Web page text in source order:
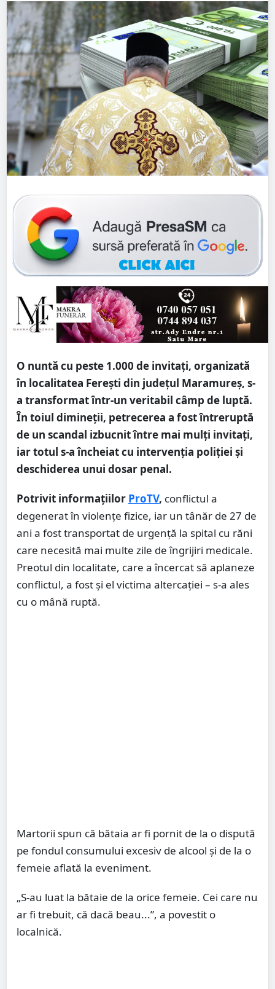
O nuntă cu peste 1.000 de invitați, organizată
în localitatea Ferești din județul Maramureș, s-
a transformat într-un veritabil câmp de luptă.
În toiul dimineții, petrecerea a fost întreruptă
de un scandal izbucnit între mai mulți invitați,
iar totul s-a încheiat cu intervenția poliției și
deschiderea unui dosar penal.
Potrivit informațiilor ProTV, conflictul a
degenerat în violențe fizice, iar un tânăr de 27 de
ani a fost transportat de urgență la spital cu răni
care necesită mai multe zile de îngrijiri medicale.
Preotul din localitate, care a încercat să aplaneze
conflictul, a fost și el victima altercației – s-a ales
cu o mână ruptă.
Martorii spun că bătaia ar fi pornit de la o dispută
pe fondul consumului excesiv de alcool și de la o
femeie aflată la eveniment.
„S-au luat la bătaie de la orice femeie. Cei care nu
ar fi trebuit, că dacă beau...”, a povestit o
localnică.